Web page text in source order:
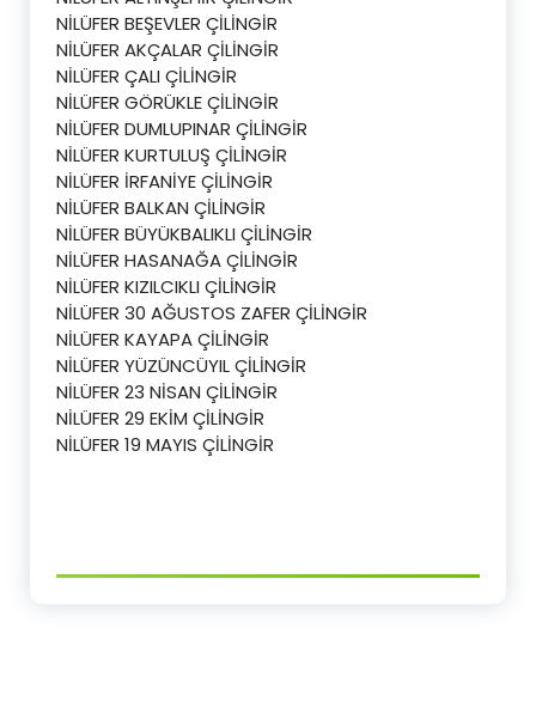
NİLÜFER BEŞEVLER ÇİLİNGİR
NİLÜFER AKÇALAR ÇİLİNGİR
NİLÜFER ÇALI ÇİLİNGİR
NİLÜFER GÖRÜKLE ÇİLİNGİR
NİLÜFER DUMLUPINAR ÇİLİNGİR
NİLÜFER KURTULUŞ ÇİLİNGİR
NİLÜFER İRFANİYE ÇİLİNGİR
NİLÜFER BALKAN ÇİLİNGİR
NİLÜFER BÜYÜKBALIKLI ÇİLİNGİR
NİLÜFER HASANAĞA ÇİLİNGİR
NİLÜFER KIZILCIKLI ÇİLİNGİR
NİLÜFER 30 AĞUSTOS ZAFER ÇİLİNGİR
NİLÜFER KAYAPA ÇİLİNGİR
NİLÜFER YÜZÜNCÜYIL ÇİLİNGİR
NİLÜFER 23 NİSAN ÇİLİNGİR
NİLÜFER 29 EKİM ÇİLİNGİR
NİLÜFER 19 MAYIS ÇİLİNGİR